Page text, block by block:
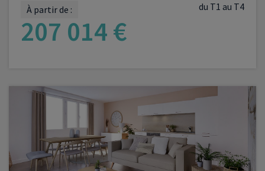
du T1 au T4
À partir de :
207 014 €
VOIR LE PROGRAMME